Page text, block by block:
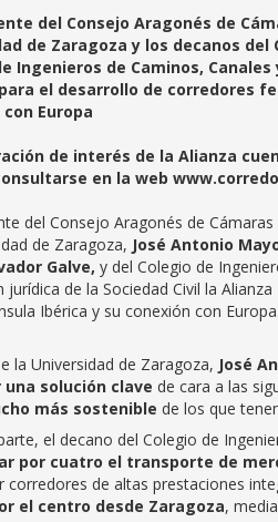
del Consejo Aragonés de
de Zaragoza y los decanos
Ingenieros de Caminos,
el desarrollo de corredores
Europa
de interés de la Alianza
en la web
del Consejo Aragonés de
de Zaragoza, José Antonio
Galve, y del Colegio de
jurídica de la Sociedad Civil la
Ibérica y su conexión con
la Universidad de Zaragoza, José
una solución clave de cara a las
más sostenible de los que
el decano del Colegio de
por cuatro el transporte de
corredores de altas prestaciones
el centro desde Zaragoza,